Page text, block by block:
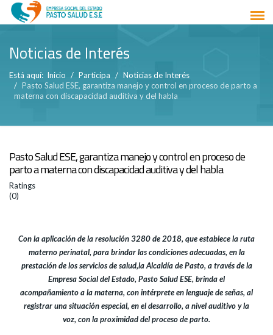
Noticias de Interés
Está aquí: Inicio Participa
Noticias de Interés
Pasto Salud ESE, garantiza manejo y control en proceso de parto a
materna con discapacidad auditiva y del habla
Pasto Salud ESE, garantiza manejo y control en proceso de
parto a materna con discapacidad auditiva y del habla
Ratings
(0)
Con la aplicación de la resolución 3280 de 2018, que establece la ruta
materno perinatal, para brindar las condiciones adecuadas, en la
prestación de los servicios de salud,la Alcaldía de Pasto, a través de la
Empresa Social del Estado, Pasto Salud ESE, brinda el
acompañamiento a la materna, con intérprete en lenguaje de señas, al
registrar una situación especial, en el desarrollo, a nivel auditivo y la
voz, con la proximidad del proceso de parto.